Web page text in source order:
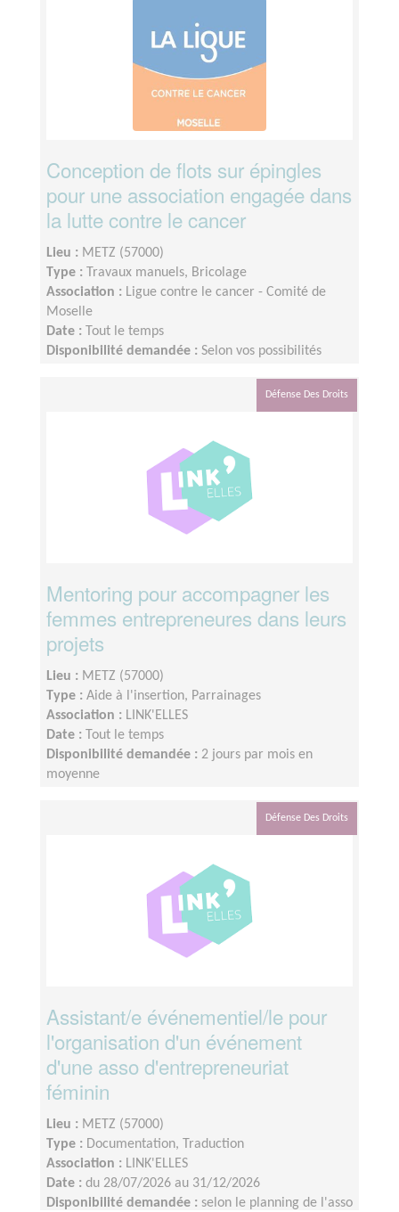
Conception de flots sur épingles
pour une association engagée dans
la lutte contre le cancer
Lieu : METZ (57000)
Type :
Travaux manuels, Bricolage
Association : Ligue contre le cancer - Comité de
Moselle
Date :
Tout le temps
Disponibilité demandée : Selon vos possibilités
Défense Des Droits
Mentoring pour accompagner les
femmes entrepreneures dans leurs
projets
Lieu : METZ (57000)
Type : Aide à l'insertion, Parrainages
Association : LINK'ELLES
Date :
Tout le temps
Disponibilité demandée : 2 jours par mois en
moyenne
Défense Des Droits
Assistant/e événementiel/le pour
l'organisation d'un événement
d'une asso d'entrepreneuriat
féminin
Lieu : METZ (57000)
Type : Documentation, Traduction
Association : LINK'ELLES
Date : du 28/07/2026 au 31/12/2026
Disponibilité demandée : selon le planning de l'asso